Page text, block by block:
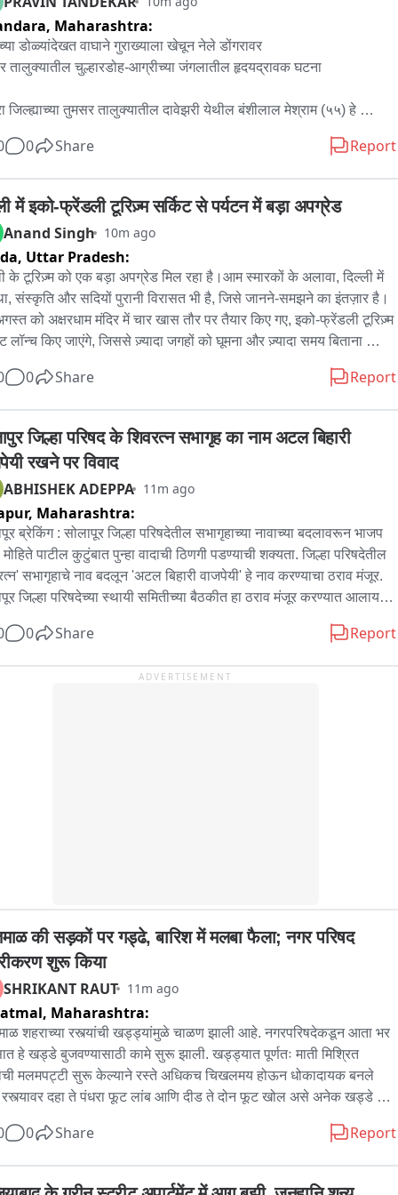
चालवणे हा देखील गुन्हा आहे.
फसवणूक टाळा आणि सतर्क रहा.
Maharashtra:
डोळ्यांदेखत वाघाने गुराख्याला खेचून नेले डोंगरावर
तालुक्यातील चुल्हारडोह-आग्रीच्या जंगलातील हृदयद्रावक घटना
जिल्ह्याच्या तुमसर तालुक्यातील दावेझरी येथील बंशीलाल मेश्राम (५५) हे
घेऊन गेले होते. जनावरं चरत असताना, अचानक वाघाने हल्ला केला व
पत्नीच्या डोळ्यांदेखत घडले. डोळ्यांसमोर आपल्या आयुष्याचा सोबती मृत्यूच्या
ओढला. पत्नी आरडा ओरड करत गावात आली सर्व घटनेची माहिती
दिली. मग याची माहित वनविभागाला देण्यात आली. वनविभागाची टीम
दाखल होत. शोध मोहीम सुरू केली. अखेर काही अंतरावर बंशीलाल याचा
आढळून आला. या घटनेमुळे परिसरात भीतीचे वातावरण पसरले आहे....
0 Share Report
में इको-फ्रेंडली टूरिज़्म सर्किट से पर्यटन में बड़ा अपग्रेड
Anand Singh 10m ago
Uttar Pradesh:
के टूरिज़्म को एक बड़ा अपग्रेड मिल रहा है।आम स्मारकों के अलावा, दिल्ली में
संस्कृति और सदियों पुरानी विरासत भी है, जिसे जानने-समझने का इंतज़ार है।
को अक्षरधाम मंदिर में चार खास तौर पर तैयार किए गए, इको-फ्रेंडली टूरिज़्म
लॉन्च किए जाएंगे, जिससे ज़्यादा जगहों को घूमना और ज़्यादा समय बिताना
दिल्ली की टूरिज़्म की इस शानदार नई कहानी को दुनिया तक पहुँचाने के लिए
0 Share Report
जिल्हा परिषद के शिवरत्न सभागृह का नाम अटल बिहारी
रखने पर विवाद
ABHISHEK ADEPPA 11m ago
Maharashtra:
ब्रेकिंग : सोलापूर जिल्हा परिषदेतील सभागृहाच्या नावाच्या बदलावरून भाजप
पाटील कुटुंबात पुन्हा वादाची ठिणगी पडण्याची शक्यता. जिल्हा परिषदेतील
सभागृहाचे नाव बदलून 'अटल बिहारी वाजपेयी' हे नाव करण्याचा ठराव मंजूर.
जिल्हा परिषदेच्या स्थायी समितीच्या बैठकीत हा ठराव मंजूर करण्यात आलाय.
जिल्हा परिषदेचे उपाध्यक्ष इंद्रजित पवार यांनी दिलीय. जिल्हा परिषदेच्या
समर्थकांनी भाजपला ‘शिव’ नावाचे वावडे असल्याची टीका सोशल मीडियातून
0 Share Report
ADVERTISEMENT
की सड़कों पर गड्ढे, बारिश में मलबा फैला; नगर परिषद
शुरू किया
SHRIKANT RAUT 11m ago
Maharashtra:
शहराच्या रस्त्यांची खड्ड्यांमुळे चाळण झाली आहे. नगरपरिषदेकडून आता भर
हे खड्डे बुजवण्यासाठी कामे सुरू झाली. खड्ड्यात पूर्णतः माती मिश्रित
मलमपट्टी सुरू केल्याने रस्ते अधिकच चिखलमय होऊन धोकादायक बनले
दहा ते पंधरा फूट लांब आणि दीड ते दोन फूट खोल असे अनेक खड्डे
पाऊस येताच संपूर्ण रस्त्यावर चिखल पसरतो. त्यामुळे आधीचेच खड्डे बरे होते
ची कामे देखील भर पावसात सुरू केल्यानेही आश्चर्य व्यक्त होत आहे. खड्डे
0 Share Report